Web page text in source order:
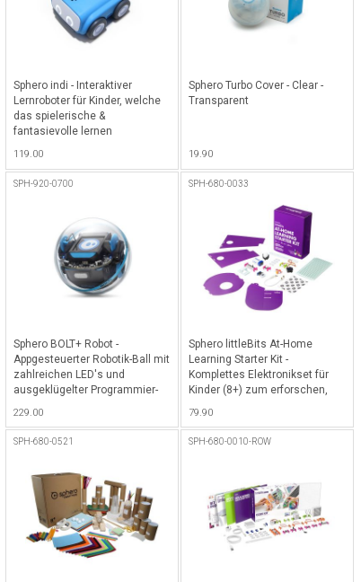
Sphero indi - Interaktiver
Lernroboter für Kinder, welche
das spielerische &
fantasievolle lernen
für für iPhones/Smartphones &
119.00
Sphero Turbo Cover - Clear -
Transparent
19.90
SPH-920-0700
Sphero BOLT+ Robot -
Appgesteuerter Robotik-Ball mit
zahlreichen LED's und
ausgeklügelter Programmier-
endlosen Möglichkeiten des
229.00
SPH-680-0033
Sphero littleBits At-Home
Learning Starter Kit -
Komplettes Elektronikset für
Kinder (8+) zum erforschen,
Carnival Games & Invent a
79.90
SPH-680-0521 SPH-680-0010-ROW